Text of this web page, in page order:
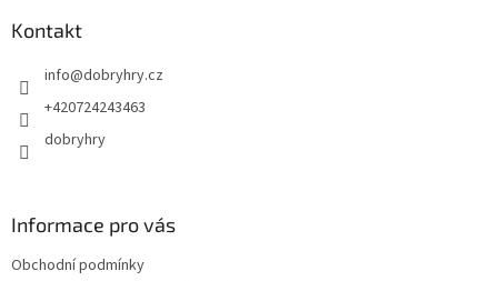
Kontakt
info@dobryhry.cz
+420724243463
dobryhry
Informace pro vás
Obchodní podmínky